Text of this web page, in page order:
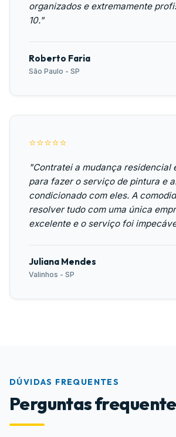
organizados e extremamente
10."
Roberto Faria
São Paulo - SP
⭐⭐⭐⭐⭐
"Contratei a mudança residencial
para fazer o serviço de pintura e
condicionado com eles. A
resolver tudo com uma única
excelente e o serviço foi
Juliana Mendes
Valinhos - SP
DÚVIDAS FREQUENTES
Perguntas